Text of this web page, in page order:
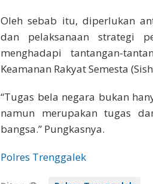
Oleh sebab itu, diperlukan
dan pelaksanaan strategi
menghadapi tantangan-
Keamanan Rakyat Semesta
“Tugas bela negara bukan
namun merupakan tugas
bangsa.” Pungkasnya.
Polres Trenggalek